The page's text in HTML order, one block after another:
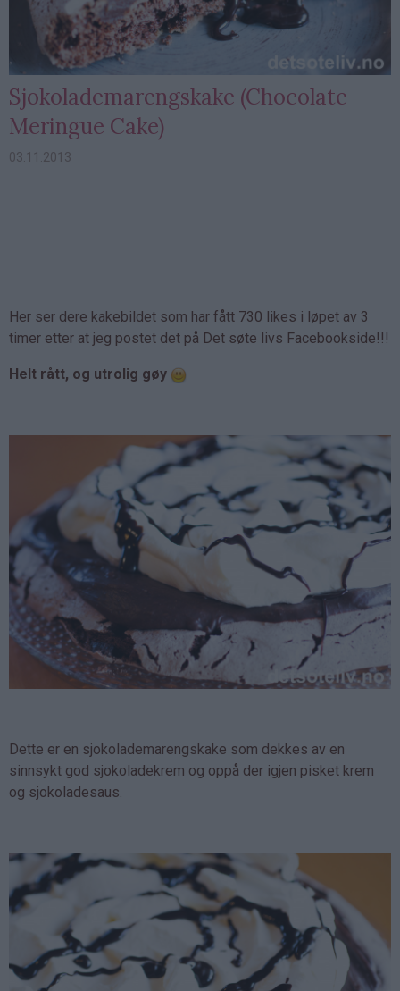
Sjokolademarengskake (Chocolate
Meringue Cake)
03.11.2013
Her ser dere kakebildet som har fått 730 likes i løpet av 3
timer etter at jeg postet det på Det søte livs Facebookside!!!
Helt rått, og utrolig gøy
Dette er en sjokolademarengskake som dekkes av en
sinnsykt god sjokoladekrem og oppå der igjen pisket krem
og sjokoladesaus.